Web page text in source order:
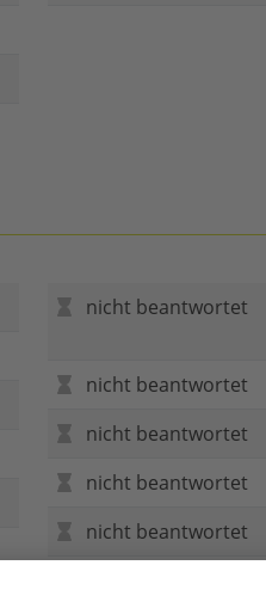
nicht beantwortet
nicht beantwortet
nicht beantwortet
nicht beantwortet
nicht beantwortet